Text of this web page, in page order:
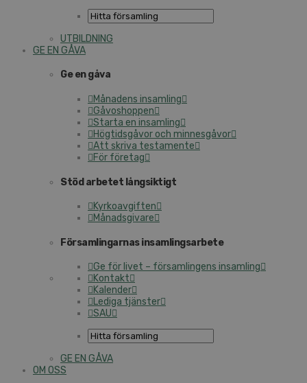
UTBILDNING
GE EN GÅVA
Ge en gåva
Månadens insamling
Gåvoshoppen
Starta en insamling
Högtidsgåvor och minnesgåvor
Att skriva testamente
För företag
Stöd arbetet långsiktigt
Kyrkoavgiften
Månadsgivare
Församlingarnas insamlingsarbete
Ge för livet – församlingens insamling
Kontakt
Kalender
Lediga tjänster
SAU
GE EN GÅVA
OM OSS